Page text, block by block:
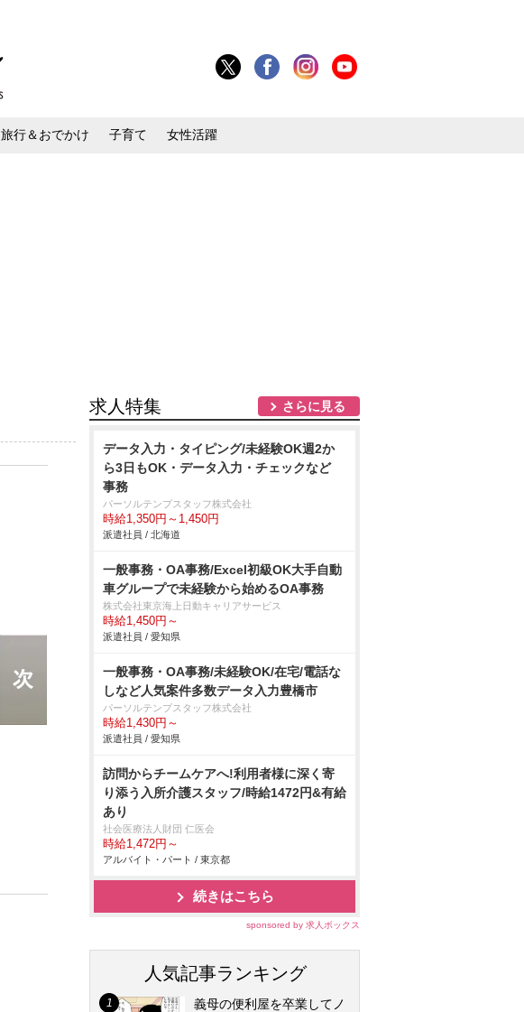
旅行＆おでかけ 子育て 女性活躍
求人特集 さらに見る
データ入力・タイピング/未経験OK週2か
ら3日もOK・データ入力・チェックなど
事務
パーソルテンプスタッフ株式会社
時給1,350円～1,450円
派遣社員 / 北海道
一般事務・OA事務/Excel初級OK大手自動
車グループで未経験から始めるOA事務
株式会社東京海上日動キャリアサービス
時給1,450円～
派遣社員 / 愛知県
一般事務・OA事務/未経験OK/在宅/電話な
しなど人気案件多数データ入力豊橋市
パーソルテンプスタッフ株式会社
時給1,430円～
派遣社員 / 愛知県
訪問からチームケアへ!利用者様に深く寄
り添う入所介護スタッフ/時給1472円&有給
あり
社会医療法人財団 仁医会
時給1,472円～
アルバイト・パート / 東京都
続きはこちら
sponsored by 求人ボックス
人気記事ランキング
義母の便利屋を卒業してノ